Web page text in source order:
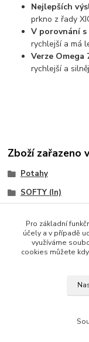
Nejlepších
prkno z řady
V porovnání
rychlejší a má
Verze Omega
rychlejší a
Zboží zařazeno
Potahy
SOFTY (In)
Copyright ©
Pro základní
účely a v případě
využíváme
cookies můžete